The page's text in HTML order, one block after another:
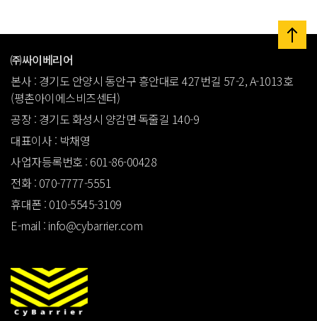
㈜싸이베리어
본사 : 경기도 안양시 동안구 흥안대로 427번길 57-2, A-1013호
(평촌아이에스비즈센터)
공장 : 경기도 화성시 양감면 독줄길 140-9
대표이사 : 박채영
사업자등록번호 : 601-86-00428
전화 : 070-7777-5551
휴대폰 : 010-5545-3109
E-mail : info@cybarrier.com